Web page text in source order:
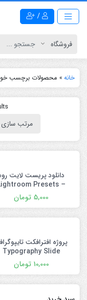
/
خانه» محصولات برچسب
دانلود پریست لایت
Presets –
Minimalism
5,000 تومان
پروژه افترافکت
Typography Slide
10,000 تومان